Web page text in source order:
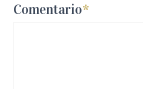
Comentario*